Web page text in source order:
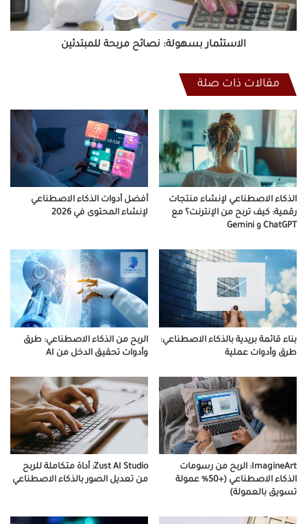
الاستثمار بسهولة: نصائح مربحة للمبتدئين
مقالات ذات صلة
الذكاء الاصطناعي لإنشاء منتجات
رقمية: كيف تربح من الإنترنت؟ مع
ChatGPT و Gemini
أفضل أدوات الذكاء الاصطناعي
لإنشاء المحتوى في 2026
بناء قائمة بريدية بالذكاء الاصطناعي:
طرق وأدوات عملية
الربح من الذكاء الاصطناعي: طرق
وأدوات تحقيق الدخل من AI
ImagineArt: الربح من رسومات
الذكاء الاصطناعي (+50% عمولة
تسويق بالعمولة)
Zust AI Studio: أداة متكاملة للربح
من تعديل الصور بالذكاء الاصطناعي